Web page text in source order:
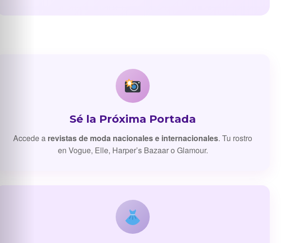
Casting
Sé la Próxima Portada
Accede a revistas de moda nacionales e internacionales. Tu rostro
en Vogue, Elle, Harper’s Bazaar o Glamour.